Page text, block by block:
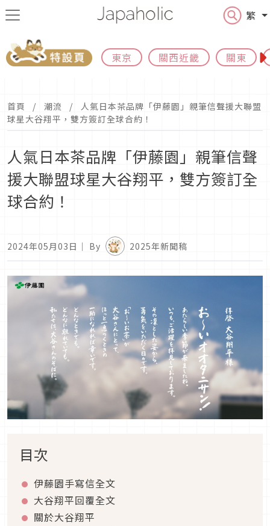
繁
東京 關西近畿 關東
首頁 潮流
人氣日本茶品牌「伊藤園」親筆信聲援大聯盟
球星大谷翔平，雙方簽訂全球合約！
人氣日本茶品牌「伊藤園」親筆信聲
援大聯盟球星大谷翔平，雙方簽訂全
球合約！
2024年05月03日 ｜ By 2025年新聞稿
目次
伊藤園手寫信全文
大谷翔平回覆全文
關於大谷翔平